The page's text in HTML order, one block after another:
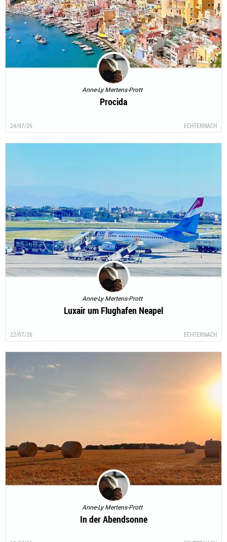
Anne-Ly Mertens-Prott
Procida
24/07/26 ECHTERNACH
Anne-Ly Mertens-Prott
Luxair um Flughafen Neapel
22/07/26 ECHTERNACH
Anne-Ly Mertens-Prott
In der Abendsonne